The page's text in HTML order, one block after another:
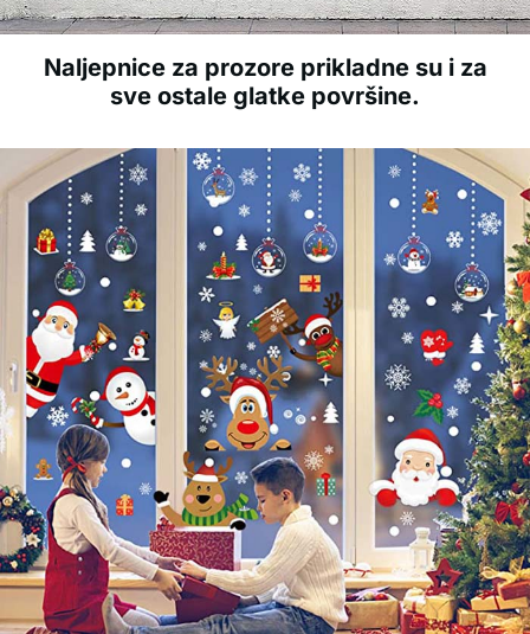
Naljepnice za prozore prikladne su i za
sve ostale glatke površine.